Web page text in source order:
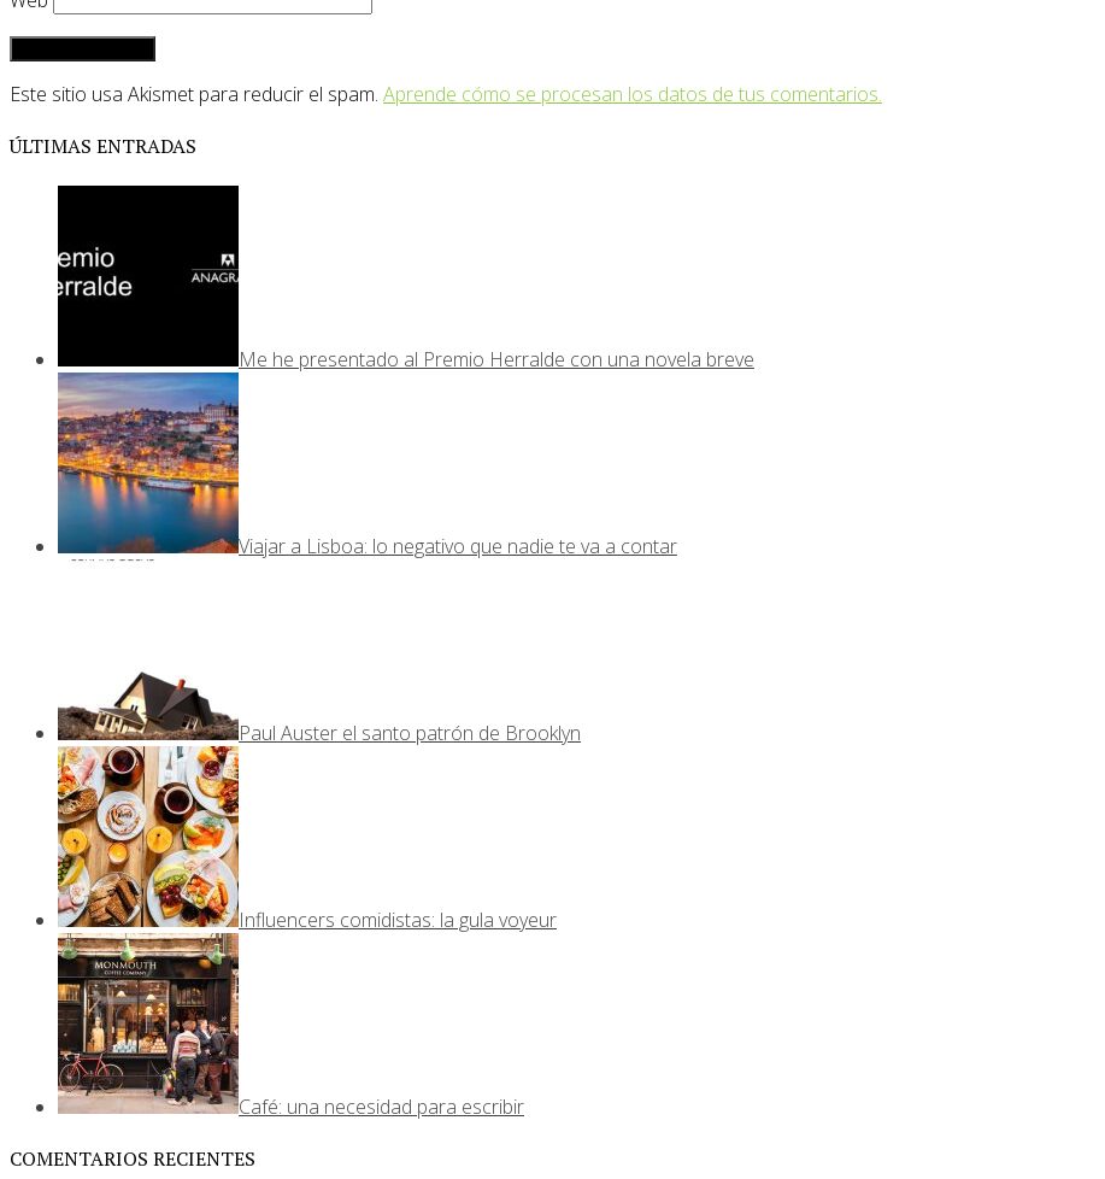
Este sitio usa Akismet para reducir el spam. Aprende cómo se procesan los datos de tus comentarios.
ÚLTIMAS ENTRADAS
Me he presentado al Premio Herralde con una novela breve
Viajar a Lisboa: lo negativo que nadie te va a contar
Paul Auster el santo patrón de Brooklyn
Influencers comidistas: la gula voyeur
Café: una necesidad para escribir
COMENTARIOS RECIENTES